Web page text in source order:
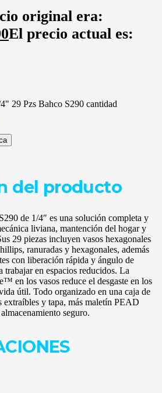
original era:
El precio actual es:
29 Pzs Bahco S290 cantidad
del producto
de 1/4″ es una solución completa y
liviana, mantención del hogar y
29 piezas incluyen vasos hexagonales
ranuradas y hexagonales, además
con liberación rápida y ángulo de
trabajar en espacios reducidos. La
en los vasos reduce el desgaste en los
útil. Todo organizado en una caja de
extraíbles y tapa, más maletín PEAD
seguro.